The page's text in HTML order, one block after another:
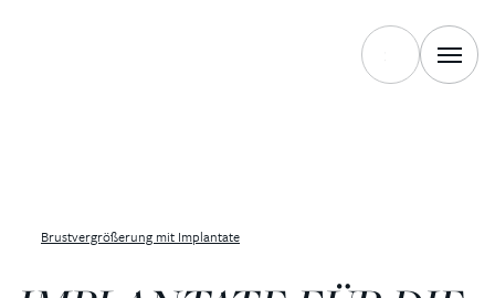
Brustvergrößerung mit Implantate